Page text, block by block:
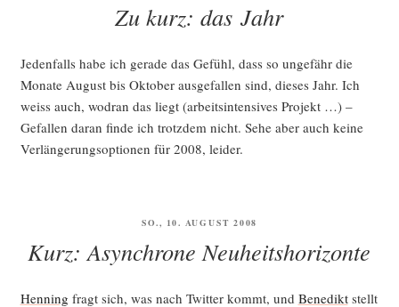
Zu kurz: das Jahr
Jeden­falls habe ich gera­de das Gefühl, dass so unge­fähr die
Mona­te August bis Okto­ber aus­ge­fal­len sind, die­ses Jahr. Ich
weiss auch, wodran das liegt (arbeits­in­ten­si­ves Pro­jekt …) –
Gefal­len dar­an fin­de ich trotz­dem nicht. Sehe aber auch kei­ne
Ver­län­ge­rungs­op­tio­nen für 2008, leider.
VERÖFFENTLICHT
SO., 10. AUGUST 2008
Kurz: Asynchrone Neuheitshorizonte
Hen­ning fragt sich, was nach Twit­ter kommt, und Bene­diktstellt